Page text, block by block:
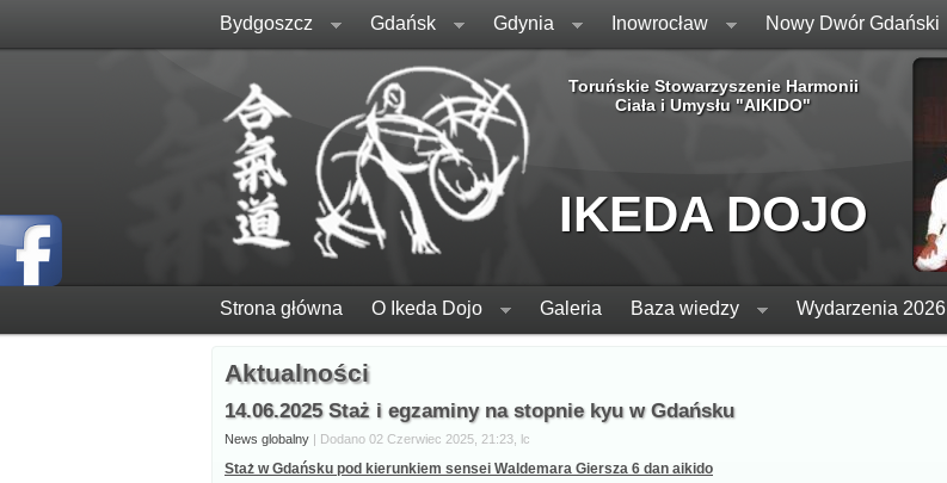
Bydgoszcz Gdańsk Gdynia Inowrocław Nowy Dwór Gdański
Toruńskie Stowarzyszenie Harmonii
Ciała i Umysłu "AIKIDO"
IKEDA DOJO
Strona główna O Ikeda Dojo Galeria Baza wiedzy Wydarzenia 2026
Aktualności
14.06.2025 Staż i egzaminy na stopnie kyu w Gdańsku
News globalny | Dodano 02 Czerwiec 2025, 21:23, lc
Staż w Gdańsku pod kierunkiem sensei Waldemara Giersza 6 dan aikido